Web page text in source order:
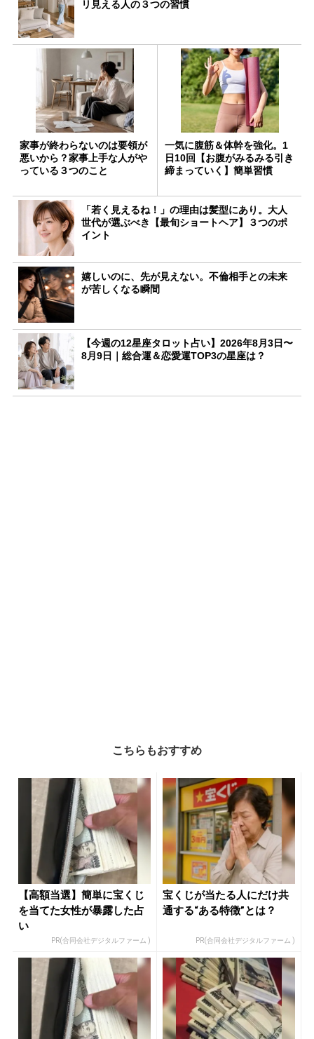
リ見える人の３つの習慣
家事が終わらないのは要領が
悪いから？家事上手な人がや
っている３つのこと
一気に腹筋＆体幹を強化。1
日10回【お腹がみるみる引き
締まっていく】簡単習慣
「若く見えるね！」の理由は髪型にあり。大人
世代が選ぶべき【最旬ショートヘア】３つのポ
イント
嬉しいのに、先が見えない。不倫相手との未来
が苦しくなる瞬間
【今週の12星座タロット占い】2026年8月3日〜
8月9日｜総合運＆恋愛運TOP3の星座は？
こちらもおすすめ
【高額当選】簡単に宝くじ
を当てた女性が暴露した占
い
PR(合同会社デジタルファーム )
宝くじが当たる人にだけ共
通する“ある特徴”とは？
PR(合同会社デジタルファーム )